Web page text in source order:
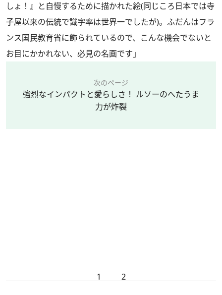
しょ！』と自慢するために描かれた絵(同じころ日本では寺
子屋以来の伝統で識字率は世界一でしたが)。ふだんはフラ
ンス国民教育省に飾られているので、こんな機会でないと
お目にかかれない、必見の名画です」
次のページ
強烈なインパクトと愛らしさ！ ルソーのへたうま
力が炸裂
1 2